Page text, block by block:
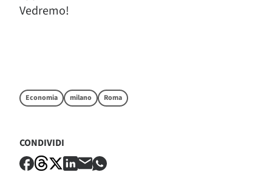
Vedremo!
Economia milano Roma
CONDIVIDI